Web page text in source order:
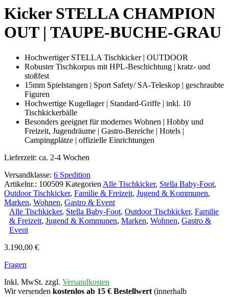
Kicker STELLA CHAMPION
OUT | TAUPE-BUCHE-GRAU
Hochwertiger STELLA Tischkicker | OUTDOOR
Robuster Tischkorpus mit HPL-Beschichtung | kratz- und
stoßfest
15mm Spielstangen | Sport Safety/ SA-Teleskop | geschraubte
Figuren
Hochwertige Kugellager | Standard-Griffe | inkl. 10
Tischkickerbälle
Besonders geeignet für modernes Wohnen | Hobby und
Freizeit, Jugendräume | Gastro-Bereiche | Hotels |
Campingplätze | offizielle Einrichtungen
Lieferzeit: ca. 2-4 Wochen
Versandklasse: 6 Spedition
Artikelnr.: 100509 Kategorien Alle Tischkicker, Stella Baby-Foot,
Outdoor Tischkicker, Familie & Freizeit, Jugend & Kommunen,
Marken, Wohnen, Gastro & Event
Alle Tischkicker, Stella Baby-Foot, Outdoor Tischkicker, Familie
& Freizeit, Jugend & Kommunen, Marken, Wohnen, Gastro &
Event
3.190,00 €
Fragen
Inkl. MwSt. zzgl. Versandkosten
Wir versenden kostenlos ab 15 € Bestellwert (innerhalb